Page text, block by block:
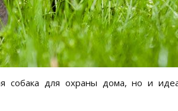
собака для охраны дома, но и